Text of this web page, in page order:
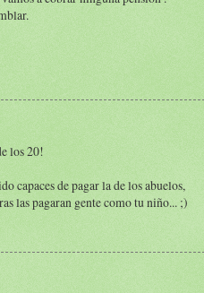
los 20!
capaces de pagar la de los abuelos,
las pagaran gente como tu niño... ;)